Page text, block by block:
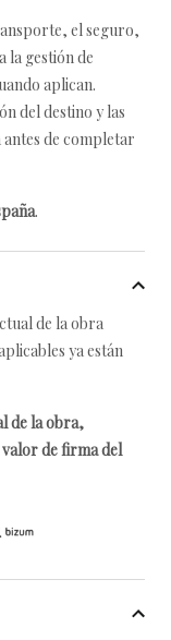
el seguro,
la gestión de
aplican.
del destino y las
de completar
.
de la obra
ya están
de la obra,
de firma del